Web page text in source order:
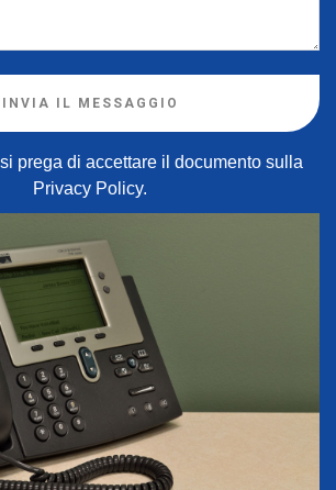
INVIA IL MESSAGGIO
prega di accettare il documento sulla
Privacy Policy.